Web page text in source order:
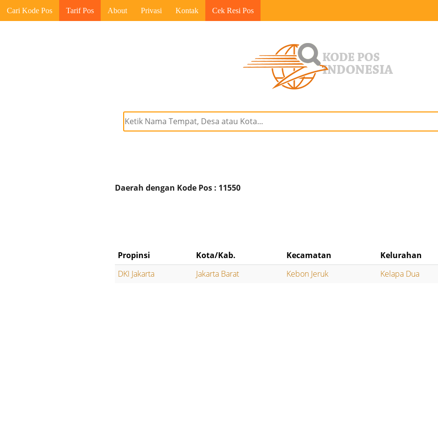
Cari Kode Pos Tarif Pos About Privasi Kontak Cek Resi Pos
Daerah dengan Kode Pos : 11550
Propinsi Kota/Kab. Kecamatan
Kelurahan
DKI Jakarta
Jakarta Barat Kebon Jeruk Kelapa Dua